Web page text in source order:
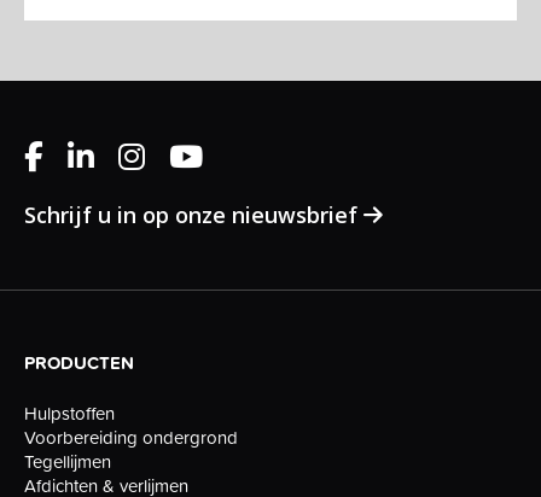
Schrijf u in op onze nieuwsbrief
PRODUCTEN
Hulpstoffen
Voorbereiding ondergrond
Tegellijmen
Afdichten & verlijmen